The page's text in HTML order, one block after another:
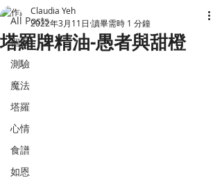
All Posts
個案
測驗
魔法
塔羅
心情
食譜
如恩
塔羅牌精油-愚者與甜橙
Claudia Yeh
2022年3月11日 讀畢需時 1 分鐘